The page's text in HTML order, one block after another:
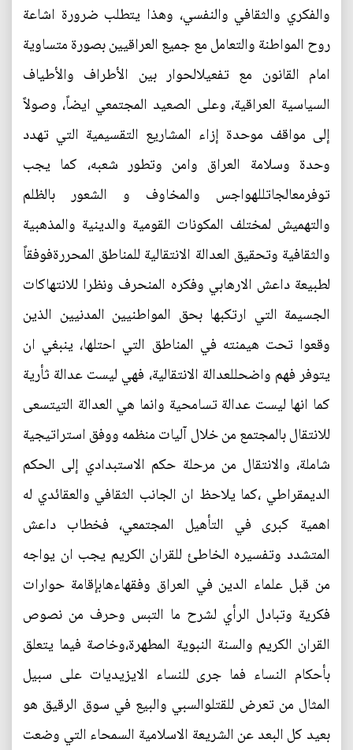
والفكري والثقافي والنفسي، وهذا يتطلب ضرورة اشاعة
روح المواطنة والتعامل مع جميع العراقيين بصورة متساوية
امام القانون مع تفعيلالحوار بين الأطراف والأطياف
السياسية العراقية، وعلى الصعيد المجتمعي ايضاً، وصولاً
إلى مواقف موحدة إزاء المشاريع التقسيمية التي تهدد
وحدة وسلامة العراق وامن وتطور شعبه، كما يجب
توفرمعالجاتللهواجس والمخاوف و الشعور بالظلم
والتهميش لمختلف المكونات القومية والدينية والمذهبية
والثقافية وتحقيق العدالة الانتقالية للمناطق المحررةفوفقاً
لطبيعة داعش الارهابي وفكره المنحرف ونظرا للانتهاكات
الجسيمة التي ارتكبها بحق المواطنيين المدنيين الذين
وقعوا تحت هيمنته في المناطق التي احتلها، ينبغي ان
يتوفر فهم واضحللعدالة الانتقالية، فهي ليست عدالة ثأرية
كما انها ليست عدالة تسامحية وانما هي العدالة التيتسعى
للانتقال بالمجتمع من خلال آليات منظمه ووفق استراتيجية
شاملة، والانتقال من مرحلة حكم الاستبدادي إلى الحكم
الديمقراطي ،كما يلاحظ ان الجانب الثقافي والعقائدي له
اهمية كبرى في التأهيل المجتمعي، فخطاب داعش
المتشدد وتفسيره الخاطئ للقران الكريم يجب ان يواجه
من قبل علماء الدين في العراق وفقهاءهابإقامة حوارات
فكرية وتبادل الرأي لشرح ما التبس وحرف من نصوص
القران الكريم والسنة النبوية المطهرة،وخاصة فيما يتعلق
بأحكام النساء فما جرى للنساء الايزيديات على سبيل
المثال من تعرض للقتلوالسبي والبيع في سوق الرقيق هو
بعيد كل البعد عن الشريعة الاسلامية السمحاء التي وضعت